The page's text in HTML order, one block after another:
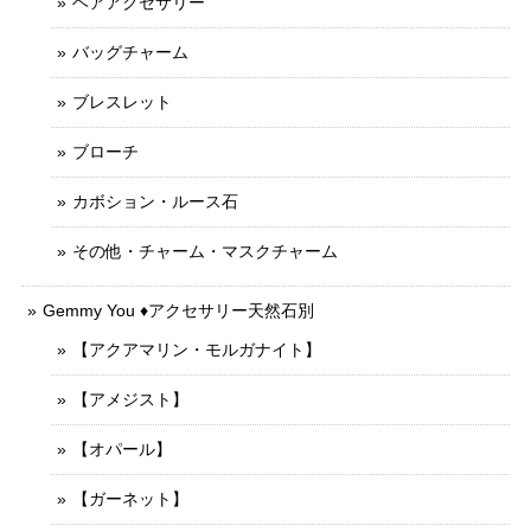
バッグチャーム
ブレスレット
ブローチ
カボション・ルース石
その他・チャーム・マスクチャーム
Gemmy You ♦︎アクセサリー天然石別
【アクアマリン・モルガナイト】
【アメジスト】
【オパール】
【ガーネット】